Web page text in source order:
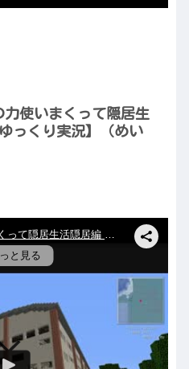
力使いまくって隠居生
っくり実況】（めい